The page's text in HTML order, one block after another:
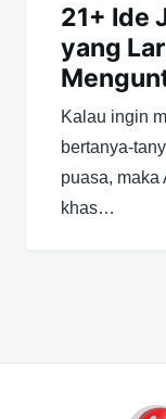
21+ Ide
yang
Kalau ingin
bertanya-
puasa, maka
khas…